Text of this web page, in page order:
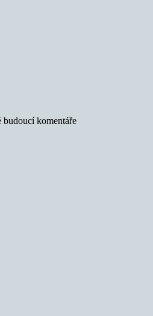
komentáře